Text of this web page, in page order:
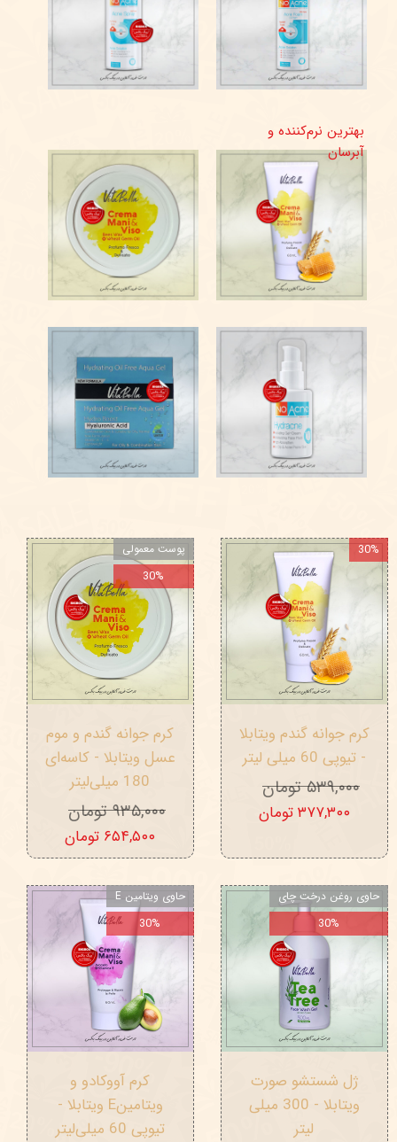
بهترین‌ نرم‌کننده و
آبرسان
کرم جوانه گندم ویتابلا
- تیوپی 60 میلی‌ لیتر
۵۳۹,۰۰۰ تومان
۳۷۷,۳۰۰ تومان
30%
کرم جوانه گندم و موم
عسل ویتابلا - کاسه‌ای
180 میلی‌لیتر
۹۳۵,۰۰۰ تومان
۶۵۴,۵۰۰ تومان
پوست معمولی
30%
ژل شستشو صورت
ویتابلا - 300 میلی
لیتر
حاوی روغن درخت چای
30%
کرم آووکادو و
ویتامینE ویتابلا -
تیوپی 60 میلی‌لیتر
حاوی ویتامین E
30%